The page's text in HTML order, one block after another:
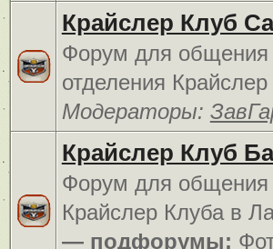
Крайслер Клуб
Форум для общения
отделения
Модераторы:
Крайслер Клуб
Форум для общения
Крайслер Клуба в
— подфорумы: